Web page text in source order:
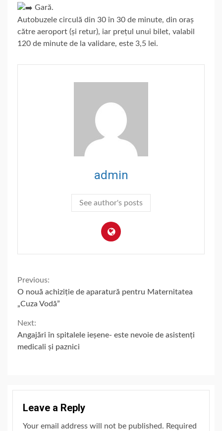
Gară.
Autobuzele circulă din 30 în 30 de minute, din oraș
către aeroport (și retur), iar prețul unui bilet, valabil
120 de minute de la validare, este 3,5 lei.
admin
See author's posts
Continue
Reading
Previous:
O nouă achiziție de aparatură pentru Maternitatea
„Cuza Vodă”
Next:
Angajări în spitalele ieșene- este nevoie de asistenți
medicali și paznici
Leave a Reply
Your email address will not be published. Required